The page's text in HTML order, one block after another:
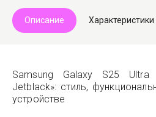
Описание Характеристики
Samsung Galaxy S25
Jetblack»: стиль,
устройстве